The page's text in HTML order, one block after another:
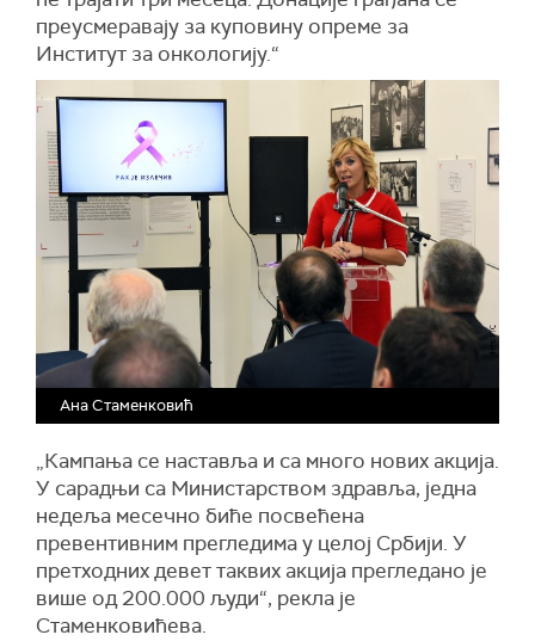
преусмеравају за куповину опреме за
Институт за онкологију.“
Ана Стаменковић
„Кампања се наставља и са много нових акција.
У сарадњи са Министарством здравља, једна
недеља месечно биће посвећена
превентивним прегледима у целој Србији. У
претходних девет таквих акција прегледано је
више од 200.000 људи“, рекла је
Стаменковићева.